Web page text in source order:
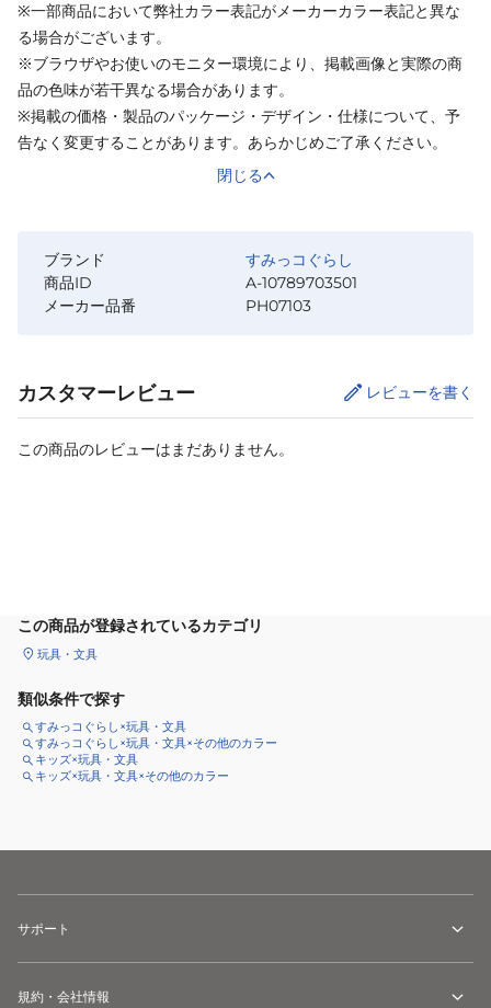
※一部商品において弊社カラー表記がメーカーカラー表記と異な
る場合がございます。
※ブラウザやお使いのモニター環境により、掲載画像と実際の商
品の色味が若干異なる場合があります。
※掲載の価格・製品のパッケージ・デザイン・仕様について、予
告なく変更することがあります。あらかじめご了承ください。
閉じる
ブランド
すみっコぐらし
商品ID
A-10789703501
メーカー品番
PH07103
カスタマーレビュー レビューを書く
この商品のレビューはまだありません。
この商品が登録されているカテゴリ
玩具・文具
類似条件で探す
すみっコぐらし×玩具・文具
すみっコぐらし×玩具・文具×その他のカラー
キッズ×玩具・文具
キッズ×玩具・文具×その他のカラー
サポート
規約・会社情報